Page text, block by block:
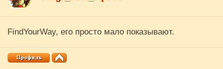
FindYourWay, его просто мало показывают.